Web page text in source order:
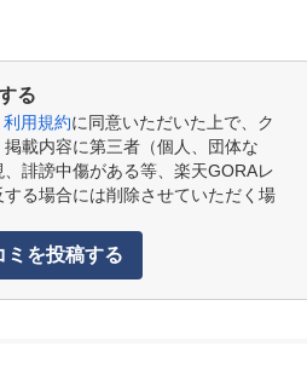
る
用規約に同意いただいた上で、ク
載内容に第三者（個人、団体な
誹謗中傷がある等、楽天GORAレ
る場合には削除させていただく場
ミを投稿する